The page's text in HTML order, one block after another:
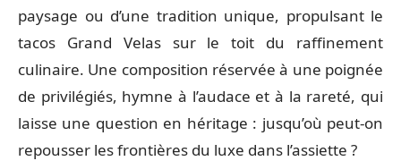
paysage ou d’une tradition unique, propulsant le
tacos Grand Velas sur le toit du raffinement
culinaire. Une composition réservée à une poignée
de privilégiés, hymne à l’audace et à la rareté, qui
laisse une question en héritage : jusqu’où peut-on
repousser les frontières du luxe dans l’assiette ?